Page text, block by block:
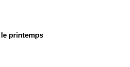
printemps